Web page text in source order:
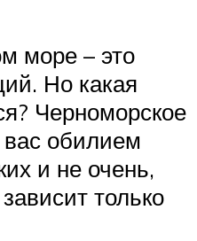
море – это
Но какая
Черноморское
обилием
и не очень,
только